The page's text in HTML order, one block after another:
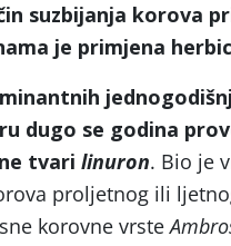
suzbijanja korova
je primjena
dugo se godina
tvari linuron. Bio je
proljetnog ili
korovne vrste